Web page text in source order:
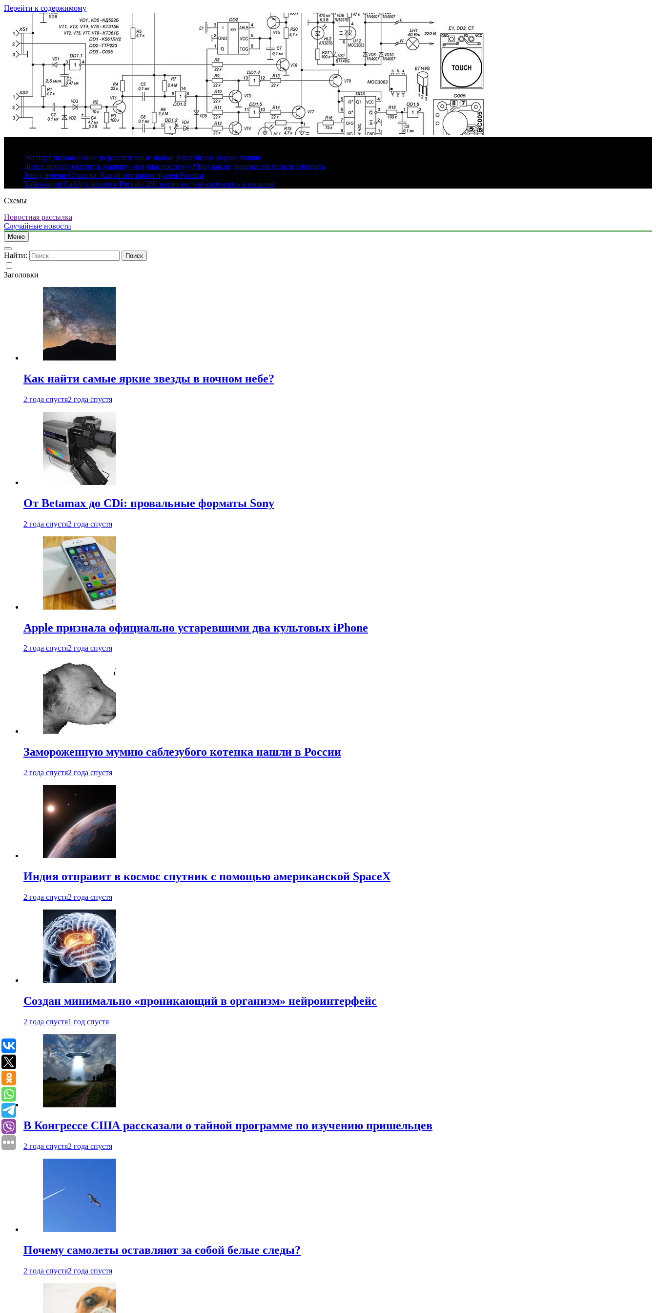
Перейти к содержимому
Эксперт назвал самые перспективные новые российские марки машин
Дилер просит оставить машину «на диагностику»? Вот какие документы нельзя забывать
Завод имени Сталина. Какой автопром нужен России
Volkswagen Caddy прошел в России 280 тысяч км: что сломалось в машине
Схемы
Новостная рассылка
Случайные новости
Меню
Найти:
Заголовки
Как найти самые яркие звезды в ночном небе?
2 года спустя2 года спустя
От Betamax до CDi: провальные форматы Sony
2 года спустя2 года спустя
Apple признала официально устаревшими два культовых iPhone
2 года спустя2 года спустя
Замороженную мумию саблезубого котенка нашли в России
2 года спустя2 года спустя
Индия отправит в космос спутник с помощью американской SpaceX
2 года спустя2 года спустя
Создан минимально «проникающий в организм» нейроинтерфейс
2 года спустя1 год спустя
В Конгрессе США рассказали о тайной программе по изучению пришельцев
2 года спустя2 года спустя
Почему самолеты оставляют за собой белые следы?
2 года спустя2 года спустя